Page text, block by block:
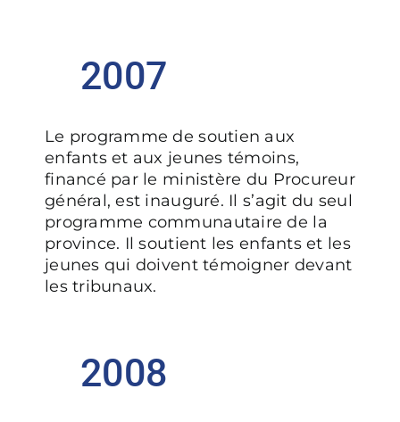
2007
Le programme de soutien aux
enfants et aux jeunes témoins,
financé par le ministère du Procureur
général, est inauguré. Il s’agit du seul
programme communautaire de la
province. Il soutient les enfants et les
jeunes qui doivent témoigner devant
les tribunaux.
2008